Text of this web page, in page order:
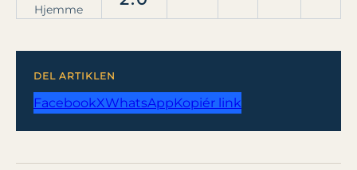
Hjemme
DEL ARTIKLEN
FacebookXWhatsAppKopiér link